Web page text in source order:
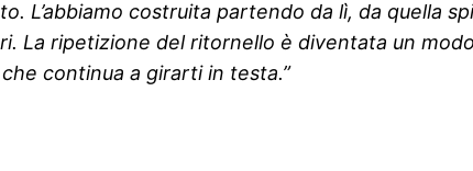
L’abbiamo costruita partendo da lì, da quella
La ripetizione del ritornello è diventata un
continua a girarti in testa.”